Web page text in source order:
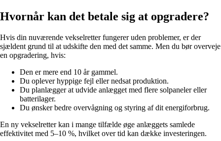
Hvornår kan det betale sig at opgradere?
Hvis din nuværende vekselretter fungerer uden problemer, er der
sjældent grund til at udskifte den med det samme. Men du bør overveje
en opgradering, hvis:
Den er mere end 10 år gammel.
Du oplever hyppige fejl eller nedsat produktion.
Du planlægger at udvide anlægget med flere solpaneler eller
batterilager.
Du ønsker bedre overvågning og styring af dit energiforbrug.
En ny vekselretter kan i mange tilfælde øge anlæggets samlede
effektivitet med 5–10 %, hvilket over tid kan dække investeringen.